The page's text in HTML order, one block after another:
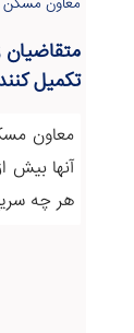
تکمیل
معاون
هر چه